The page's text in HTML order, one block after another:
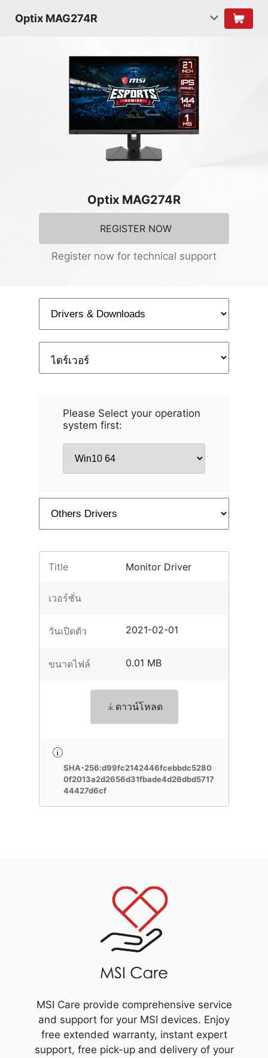
Optix MAG274R
Optix MAG274R
REGISTER NOW
Register now for technical support
Please Select your operation
system first:
Title Monitor Driver
เวอร์ชั่น
วันเปิดตัว 2021-02-01
ขนาดไฟล์ 0.01 MB
ดาวน์โหลด
SHA-256:d99fc2142446fcebbdc5280
0f2013a2d2656d31fbade4d26dbd5717
44427d6cf
MSI Care provide comprehensive service
and support for your MSI devices. Enjoy
free extended warranty, instant expert
support, free pick-up and delivery of your